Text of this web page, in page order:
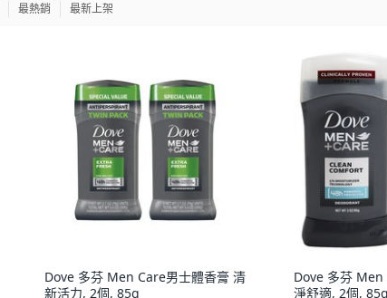
最熱銷 最新上架
Dove 多芬 Men Care男士體香膏 清
新活力, 2個, 85g
Dove 多芬 Men
淨舒適, 2個, 85g